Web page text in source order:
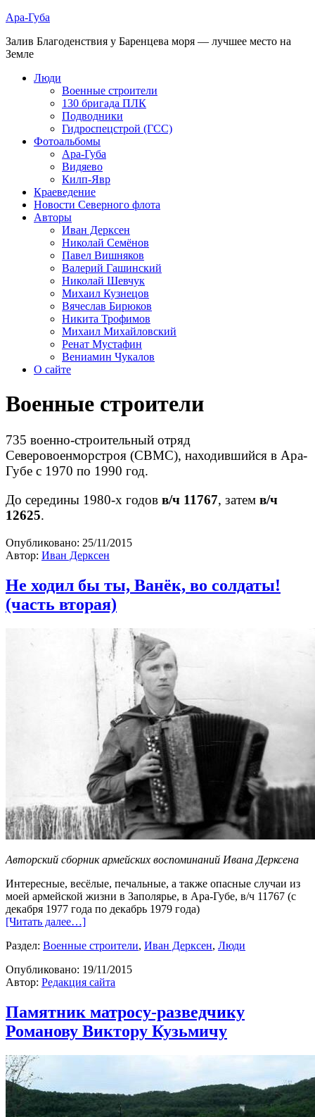
Ара-Губа
Залив Благоденствия у Баренцева моря — лучшее место на
Земле
Люди
Военные строители
130 бригада ПЛК
Подводники
Гидроспецстрой (ГСС)
Фотоальбомы
Ара-Губа
Видяево
Килп-Явр
Краеведение
Новости Северного флота
Авторы
Иван Дерксен
Николай Семёнов
Павел Вишняков
Валерий Гашинский
Николай Шевчук
Михаил Кузнецов
Вячеслав Бирюков
Никита Трофимов
Михаил Михайловский
Ренат Мустафин
Вениамин Чукалов
О сайте
Военные строители
735 военно-строительный отряд
Северовоенморстроя (СВМС), находившийся в Ара-
Губе с 1970 по 1990 год.
До середины 1980-х годов в/ч 11767, затем в/ч
12625.
Опубликовано: 25/11/2015
Автор: Иван Дерксен
Не ходил бы ты, Ванёк, во солдаты!
(часть вторая)
Авторский сборник армейских воспоминаний Ивана Дерксена
Интересные, весёлые, печальные, а также опасные случаи из
моей армейской жизни в Заполярье, в Ара-Губе, в/ч 11767 (с
декабря 1977 года по декабрь 1979 года)
[Читать далее…]
Раздел: Военные строители, Иван Дерксен, Люди
Опубликовано: 19/11/2015
Автор: Редакция сайта
Памятник матросу-разведчику
Романову Виктору Кузьмичу